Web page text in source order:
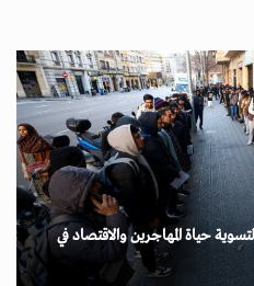
حياة المهاجرين والاقتصاد في